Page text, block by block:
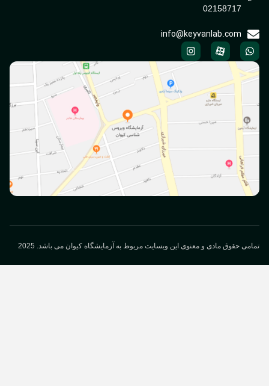
02158717
info@keyvanlab.com
حقوق مادی و معنوی این وبسایت مربوط به آزمایشگاه کیوان می باشد. 2025